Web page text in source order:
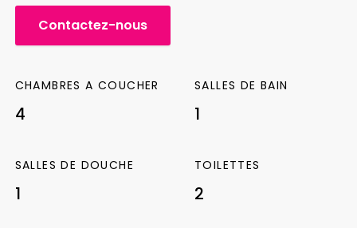
salle d’eau avec dressing et wc.
sont aménagés en atelier/salon.
et jardin arboré.Le plaisir des yeux et
proximité des commodités.
Contactez-nous
CHAMBRES A COUCHER
4
SALLES DE BAIN
1
SALLES DE DOUCHE
1
TOILETTES
2